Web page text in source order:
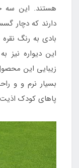
هستند. این سه
دارند که دچار
بادی به رنگ
این دیواره
زیبایی این
بسیار نرم و و
پاهای کودک